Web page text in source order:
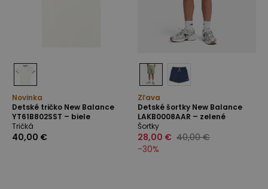
Novinka
Detské tričko New Balance
YT61B802SST – biele
Tričká
40,00 €
Zľava
Detské šortky New Balance
LAKB0008AAR – zelené
Šortky
28,00 € 40,00 €
-30%